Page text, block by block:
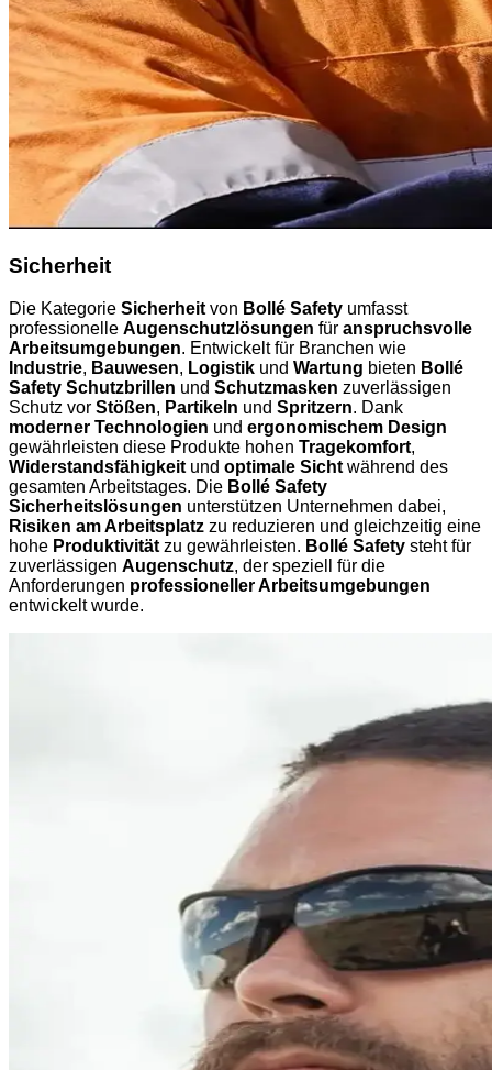
Sicherheit
Die Kategorie Sicherheit von Bollé Safety umfasst
professionelle Augenschutzlösungen für anspruchsvolle
Arbeitsumgebungen. Entwickelt für Branchen wie
Industrie, Bauwesen, Logistik und Wartung bieten Bollé
Safety Schutzbrillen und Schutzmasken zuverlässigen
Schutz vor Stößen, Partikeln und Spritzern. Dank
moderner Technologien und ergonomischem Design
gewährleisten diese Produkte hohen Tragekomfort,
Widerstandsfähigkeit und optimale Sicht während des
gesamten Arbeitstages. Die Bollé Safety
Sicherheitslösungen unterstützen Unternehmen dabei,
Risiken am Arbeitsplatz zu reduzieren und gleichzeitig eine
hohe Produktivität zu gewährleisten. Bollé Safety steht für
zuverlässigen Augenschutz, der speziell für die
Anforderungen professioneller Arbeitsumgebungen
entwickelt wurde.